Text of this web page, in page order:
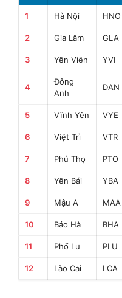
1 Hà Nội HNO
2 Gia Lâm GLA
3 Yên Viên YVI
4
Đông
Anh
DAN
5 Vĩnh Yên VYE
6 Việt Trì VTR
7 Phú Thọ PTO
8 Yên Bái YBA
9 Mậu A MAA
10 Bảo Hà BHA
11 Phố Lu PLU
12 Lào Cai LCA